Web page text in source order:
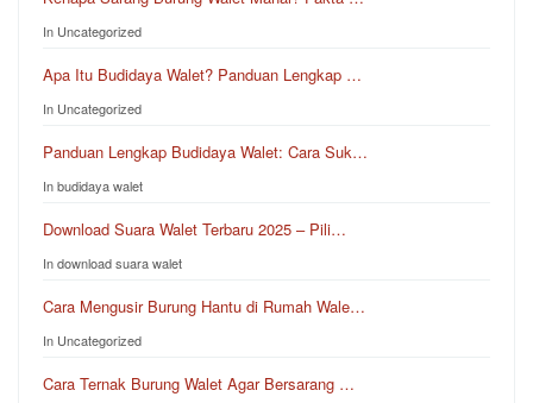
In Uncategorized
Apa Itu Budidaya Walet? Panduan Lengkap …
In Uncategorized
Panduan Lengkap Budidaya Walet: Cara Suk…
In budidaya walet
Download Suara Walet Terbaru 2025 – Pili…
In download suara walet
Cara Mengusir Burung Hantu di Rumah Wale…
In Uncategorized
Cara Ternak Burung Walet Agar Bersarang …